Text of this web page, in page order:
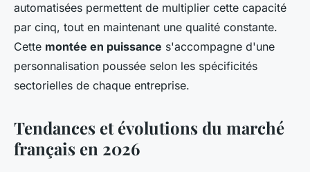
automatisées permettent de multiplier cette capacité
par cinq, tout en maintenant une qualité constante.
Cette montée en puissance s'accompagne d'une
personnalisation poussée selon les spécificités
sectorielles de chaque entreprise.
Tendances et évolutions du marché
français en 2026